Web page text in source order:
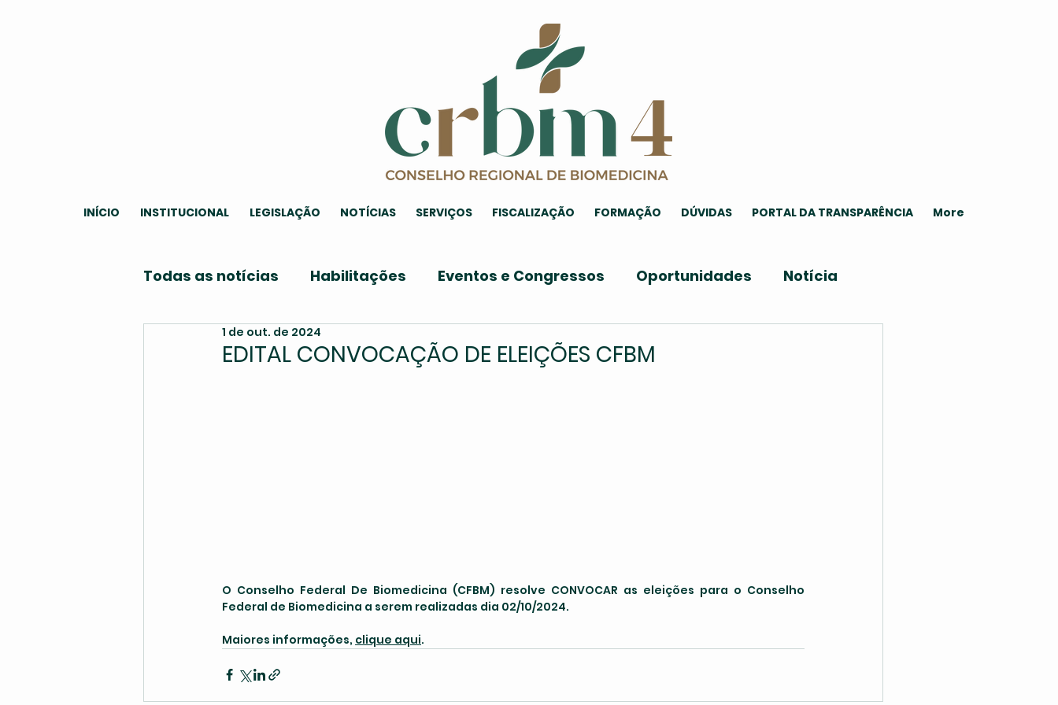
INÍCIO INSTITUCIONAL LEGISLAÇÃO NOTÍCIAS SERVIÇOS FISCALIZAÇÃO FORMAÇÃO DÚVIDAS PORTAL DA TRANSPARÊNCIA More
Todas as notícias Habilitações Eventos e Congressos Oportunidades Notícia
Institucional
EDITAL CONVOCAÇÃO DE ELEIÇÕES CFBM
1 de out. de 2024
O Conselho Federal De Biomedicina (CFBM) resolve CONVOCAR as eleições para o Conselho
Federal de Biomedicina a serem realizadas dia 02/10/2024.
Maiores informações, clique aqui.